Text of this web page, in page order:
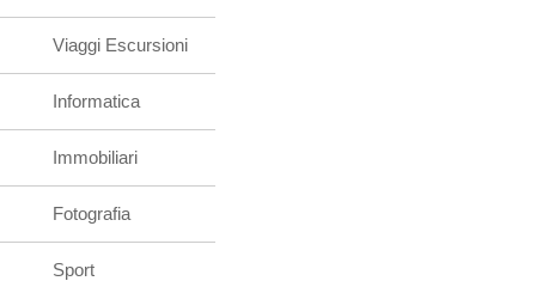
Viaggi Escursioni
Informatica
Immobiliari
Fotografia
Sport